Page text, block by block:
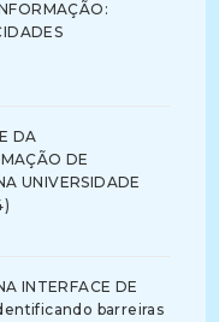
DA
DE
UNIVERSIDADE
INTERFACE DE
barreiras